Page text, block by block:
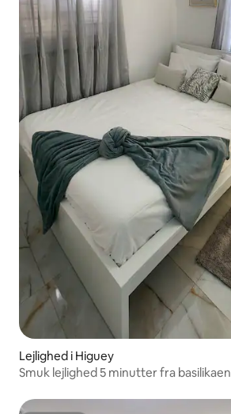
Lejlighed i Higuey
Smuk lejlighed 5 minutter fra basilikaen